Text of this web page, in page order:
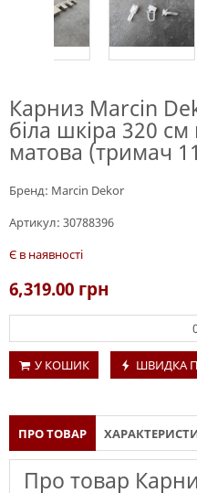
Карниз Marcin
біла шкіра 320
матова (тримач
Бренд: Marcin Dekor
Артикул: 30788396
Є в наявності
6,319.00 грн
У КОШИК
ШВИДКА
ПРО ТОВАР
Про товар